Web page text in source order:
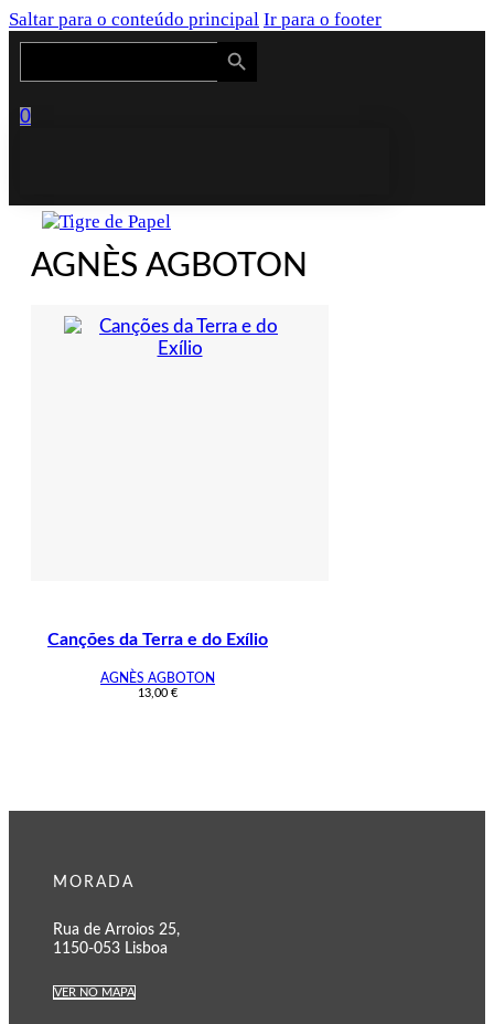
Saltar para o conteúdo principal Ir para o footer
Search
Search Button
0
AGNÈS AGBOTON
Canções da Terra e do Exílio
AGNÈS AGBOTON
13,00 €
MORADA
Rua de Arroios 25,
1150-053 Lisboa
VER NO MAPA